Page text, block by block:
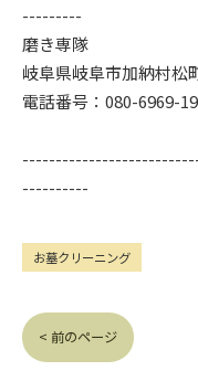
---------
磨き専隊
岐阜県岐阜市加納村松
電話番号：080-6969-
----------
お墓クリーニング
< 前のページ